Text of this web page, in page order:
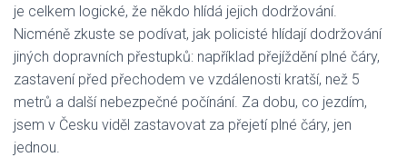
je celkem logické, že někdo hlídá jejich dodržování.
Nicméně zkuste se podívat, jak policisté hlídají dodržování
jiných dopravních přestupků: například přejíždění plné čáry,
zastavení před přechodem ve vzdálenosti kratší, než 5
metrů a další nebezpečné počínání. Za dobu, co jezdím,
jsem v Česku viděl zastavovat za přejetí plné čáry, jen
jednou.